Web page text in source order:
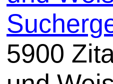
5900